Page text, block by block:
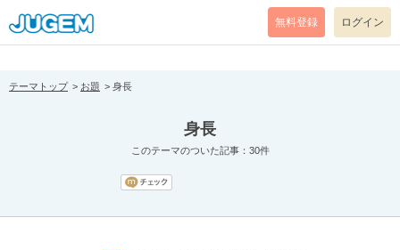
[pear_error: message="Success" code=0 mode=return level=notice
prefix="" info=""]
無料登録 ログイン
テーマトップ お題 身長
身長
このテーマのついた記事：30件